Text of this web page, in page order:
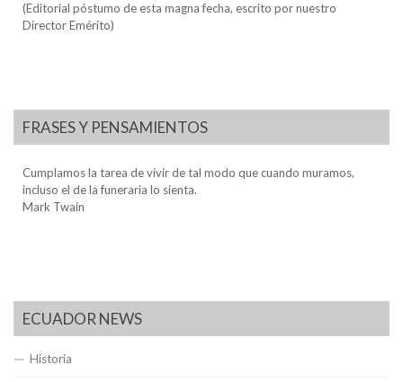
(Editorial póstumo de esta magna fecha, escrito por nuestro
Director Emérito)
FRASES Y PENSAMIENTOS
Cumplamos la tarea de vivir de tal modo que cuando muramos,
incluso el de la funeraria lo sienta.
Mark Twain
ECUADOR NEWS
Historia